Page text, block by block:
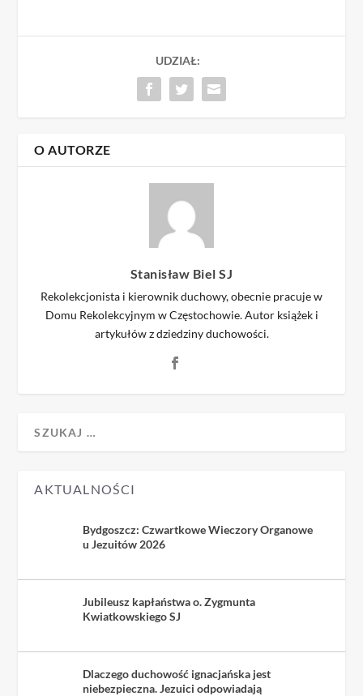
UDZIAŁ:
O AUTORZE
Stanisław Biel SJ
Rekolekcjonista i kierownik duchowy, obecnie pracuje w
Domu Rekolekcyjnym w Częstochowie. Autor książek i
artykułów z dziedziny duchowości.
AKTUALNOŚCI
Bydgoszcz: Czwartkowe Wieczory Organowe
u Jezuitów 2026
Jubileusz kapłaństwa o. Zygmunta
Kwiatkowskiego SJ
Dlaczego duchowość ignacjańska jest
niebezpieczna. Jezuici odpowiadają